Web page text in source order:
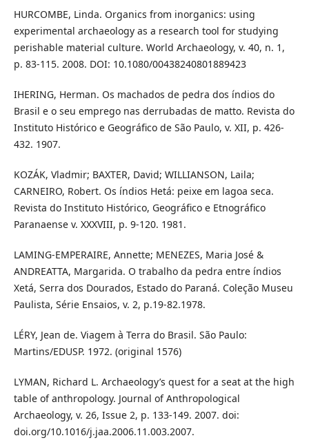
HURCOMBE, Linda. Organics from inorganics: using
experimental archaeology as a research tool for studying
perishable material culture. World Archaeology, v. 40, n. 1,
p. 83-115. 2008. DOI: 10.1080/00438240801889423
IHERING, Herman. Os machados de pedra dos índios do
Brasil e o seu emprego nas derrubadas de matto. Revista do
Instituto Histórico e Geográfico de São Paulo, v. XII, p. 426-
432. 1907.
KOZÁK, Vladmir; BAXTER, David; WILLIANSON, Laila;
CARNEIRO, Robert. Os índios Hetá: peixe em lagoa seca.
Revista do Instituto Histórico, Geográfico e Etnográfico
Paranaense v. XXXVIII, p. 9-120. 1981.
LAMING-EMPERAIRE, Annette; MENEZES, Maria José &
ANDREATTA, Margarida. O trabalho da pedra entre índios
Xetá, Serra dos Dourados, Estado do Paraná. Coleção Museu
Paulista, Série Ensaios, v. 2, p.19-82.1978.
LÉRY, Jean de. Viagem à Terra do Brasil. São Paulo:
Martins/EDUSP. 1972. (original 1576)
LYMAN, Richard L. Archaeology’s quest for a seat at the high
table of anthropology. Journal of Anthropological
Archaeology, v. 26, Issue 2, p. 133-149. 2007. doi:
doi.org/10.1016/j.jaa.2006.11.003.2007.